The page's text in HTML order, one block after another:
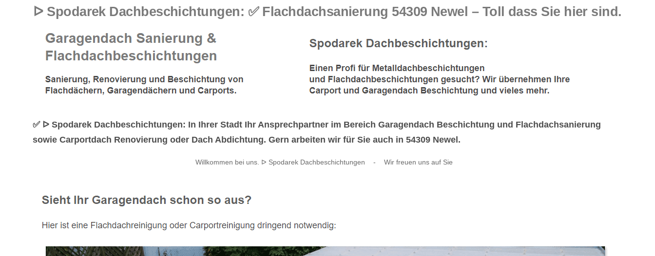
ᐅ Spodarek Dachbeschichtungen: ✅ Flachdachsanierung 54309 Newel – Toll dass Sie hier sind.
✅ ᐅ Spodarek Dachbeschichtungen: In Ihrer Stadt Ihr Ansprechpartner im Bereich Garagendach Beschichtung und Flachdachsanierung
sowie Carportdach Renovierung oder Dach Abdichtung. Gern arbeiten wir für Sie auch in 54309 Newel.
Willkommen bei uns. ᐅ Spodarek Dachbeschichtungen - Wir freuen uns auf Sie